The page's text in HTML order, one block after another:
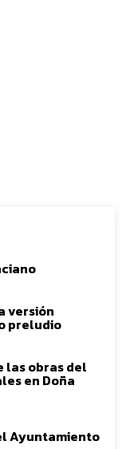
versión
preludio
las obras del
en Doña
Ayuntamiento